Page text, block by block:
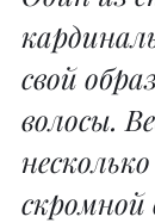
свой
волосы.
скромной